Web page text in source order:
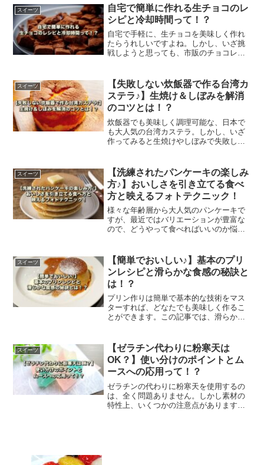
レシピなどをご紹介します。
スイーツ
自宅で簡単に作れる生チョコのレ
シピと冷却時間って！？
自宅で手軽に、生チョコを美味しく作れ
たらうれしいですよね。しかし、いざ挑
戦しようと思っても、市販のチョコレー
の記事では、簡単に生チョコを作れるポ
イントをご紹介します。
スイーツ
【失敗しない炊飯器で作る台湾カ
ステラ♪】生焼け＆しぼみを解消
のコツとは！？
炊飯器でも美味しく調理可能な、日本で
も大人気の台湾カステラ。しかし、いざ
作ってみると生焼けやしぼみで失敗して
ない対策や、万が一の対処方法などをご
紹介します。
スイーツ
【洗練されたパンケーキの楽しみ
方♪】おいしさを引き立てる食べ
方と映えるフォトテクニック！
様々な年齢層から大人気のパンケーキで
すが、最近ではバリエーションが豊富な
ので、どうやって食べればいいのか悩ん
る食べ方や、SNS映えするフォトテクニ
ックをご紹介します。
スイーツ
【簡単でおいしい♪】基本のプリ
ンレシピと滑らかな食感の秘訣と
は！？
プリン作りは簡単で基本的な技術をマス
ターすれば、どなたでも美味しく作るこ
とができます。この記事では、滑らかな
も合わせて、ご紹介します。是非、参考
にしてください。
スイーツ
【ゼラチン代わりに粉寒天は
OK？】使い分けのポイントとム
ースへの応用って！？
ゼラチンの代わりに粉寒天を使用するの
は、全く問題ありません。しかし素材の
特性上、いくつかの注意点があります。